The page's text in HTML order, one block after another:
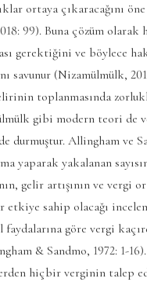
ortaya çıkaracağını
99). Buna çözüm olarak
gerektiğini ve böylece
savunur (Nizamülmülk,
toplanmasında
gibi modern teori de
durmuştur. Allingham ve
yaparak yakalanan
gelir artışının ve vergi
etkiye sahip olacağı
göre vergi
& Sandmo, 1972: 1-
hiçbir verginin talep